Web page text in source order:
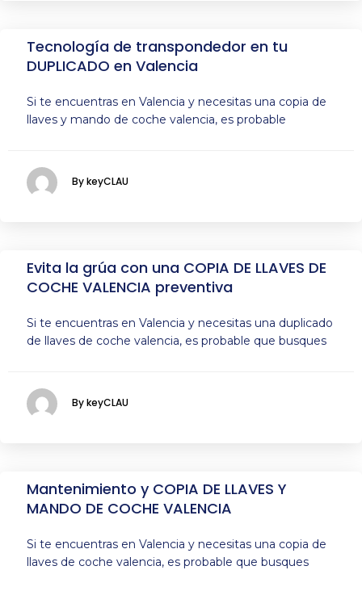
Tecnología de transpondedor en tu
DUPLICADO en Valencia
Si te encuentras en Valencia y necesitas una copia de
llaves y mando de coche valencia, es probable
By keyCLAU
Evita la grúa con una COPIA DE LLAVES DE
COCHE VALENCIA preventiva
Si te encuentras en Valencia y necesitas una duplicado
de llaves de coche valencia, es probable que busques
By keyCLAU
Mantenimiento y COPIA DE LLAVES Y
MANDO DE COCHE VALENCIA
Si te encuentras en Valencia y necesitas una copia de
llaves de coche valencia, es probable que busques